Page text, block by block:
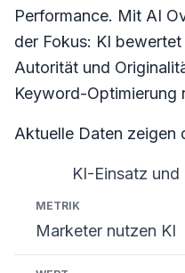
Performance. Mit AI
der Fokus: KI
Autorität und
Keyword-Optimierung
Aktuelle Daten zeigen
KI-Einsatz
MetrikWert
Marketer nutzen KI